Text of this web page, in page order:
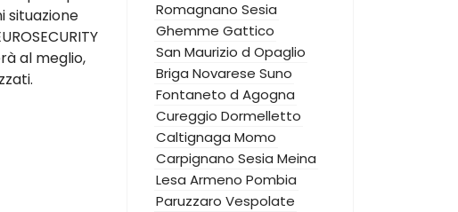
situazione
al meglio,
Romagnano Sesia
Ghemme Gattico
San Maurizio d Opaglio
Briga Novarese Suno
Fontaneto d Agogna
Cureggio Dormelletto
Caltignaga Momo
Carpignano Sesia Meina
Lesa Armeno Pombia
Paruzzaro Vespolate